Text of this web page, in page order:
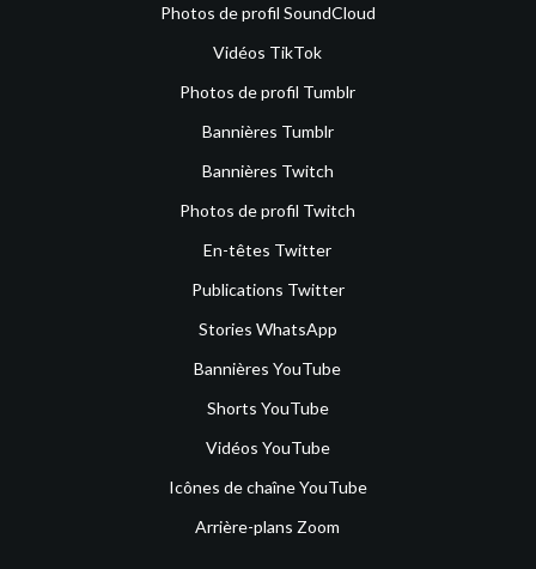
Photos de profil SoundCloud
Vidéos TikTok
Photos de profil Tumblr
Bannières Tumblr
Bannières Twitch
Photos de profil Twitch
En-têtes Twitter
Publications Twitter
Stories WhatsApp
Bannières YouTube
Shorts YouTube
Vidéos YouTube
Icônes de chaîne YouTube
Arrière-plans Zoom